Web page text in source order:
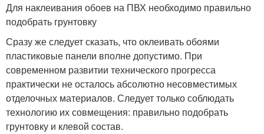
Для наклеивания обоев на ПВХ необходимо правильно
подобрать грунтовку
Сразу же следует сказать, что оклеивать обоями
пластиковые панели вполне допустимо. При
современном развитии технического прогресса
практически не осталось абсолютно несовместимых
отделочных материалов. Следует только соблюдать
технологию их совмещения: правильно подобрать
грунтовку и клевой состав.